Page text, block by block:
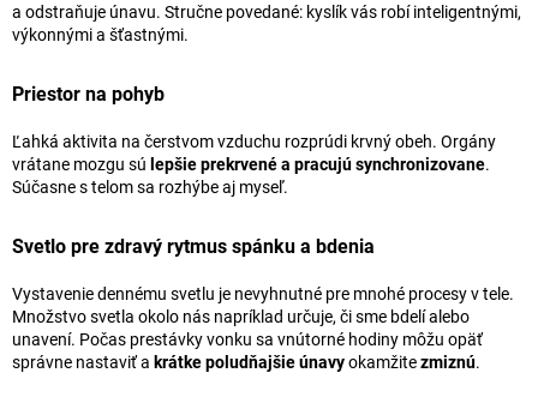
a odstraňuje únavu. Stručne povedané: kyslík vás robí inteligentnými,
výkonnými a šťastnými.
Priestor na pohyb
Ľahká aktivita na čerstvom vzduchu rozprúdi krvný obeh. Orgány
vrátane mozgu sú lepšie prekrvené a pracujú synchronizovane.
Súčasne s telom sa rozhýbe aj myseľ.
Svetlo pre zdravý rytmus spánku a bdenia
Vystavenie dennému svetlu je nevyhnutné pre mnohé procesy v tele.
Množstvo svetla okolo nás napríklad určuje, či sme bdelí alebo
unavení. Počas prestávky vonku sa vnútorné hodiny môžu opäť
správne nastaviť a krátke poludňajšie únavyokamžitezmiznú.